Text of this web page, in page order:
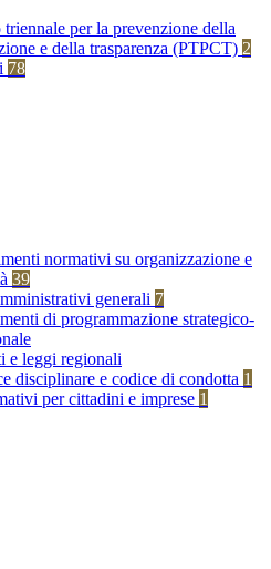
triennale per la prevenzione della
e della trasparenza (PTPCT) 2
78
normativi su organizzazione e
39
generali 7
di programmazione strategico-
e leggi regionali
disciplinare e codice di condotta 1
per cittadini e imprese 1